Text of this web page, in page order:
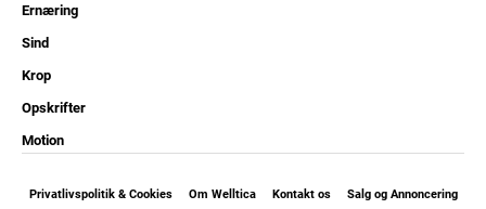
Ernæring
Sind
Krop
Opskrifter
Motion
Privatlivspolitik & Cookies Om Welltica Kontakt os Salg og Annoncering